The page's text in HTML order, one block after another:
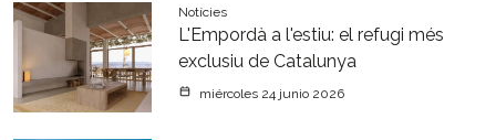
Notícies
L'Empordà a l'estiu: el refugi més
exclusiu de Catalunya
miércoles 24 junio 2026